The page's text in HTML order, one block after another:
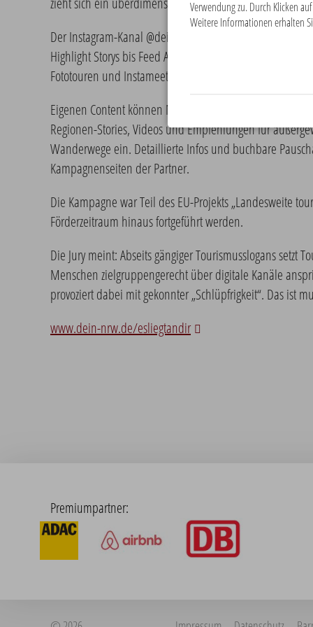
Der Instagram-Kanal @deinnrw ist das Leitmedium der
Highlight Storys bis Feed Ads, bedient werden. Mit dem
Fototouren und Instameets realisiert werden.
Eigenen Content können Nutzer auch auf der eigens
Regionen-Stories, Videos und Empfehlungen für
Wanderwege ein. Detaillierte Infos und buchbare
Kampagnenseiten der Partner.
Die Kampagne war Teil des EU-Projekts „Landesweite
Förderzeitraum hinaus fortgeführt werden.
Die Jury meint: Abseits gängiger Tourismusslogans setzt
Menschen zielgruppengerecht über digitale Kanäle
provoziert dabei mit gekonnter „Schlüpfrigkeit“. Das ist
www.dein-nrw.de/esliegtandir
Premiumpartner:
Verwendung zu. Durch Klicken
Weitere Informationen erhalten